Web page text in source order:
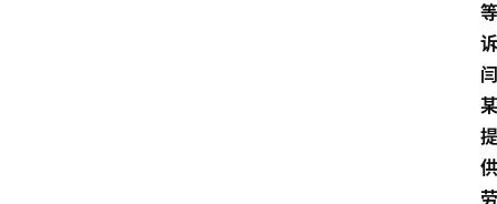
等
诉
闫
某
提
供
劳